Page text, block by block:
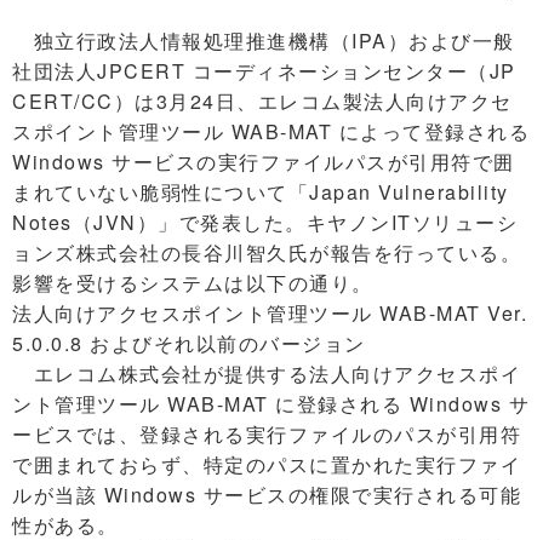
独立行政法人情報処理推進機構（IPA）および一般
社団法人JPCERT コーディネーションセンター（JP
CERT/CC）は3月24日、エレコム製法人向けアクセ
スポイント管理ツール WAB-MAT によって登録される
Windows サービスの実行ファイルパスが引用符で囲
まれていない脆弱性について「Japan Vulnerability
Notes（JVN）」で発表した。キヤノンITソリューシ
ョンズ株式会社の長谷川智久氏が報告を行っている。
影響を受けるシステムは以下の通り。
法人向けアクセスポイント管理ツール WAB-MAT Ver.
5.0.0.8 およびそれ以前のバージョン
エレコム株式会社が提供する法人向けアクセスポイ
ント管理ツール WAB-MAT に登録される Windows サ
ービスでは、登録される実行ファイルのパスが引用符
で囲まれておらず、特定のパスに置かれた実行ファイ
ルが当該 Windows サービスの権限で実行される可能
性がある。